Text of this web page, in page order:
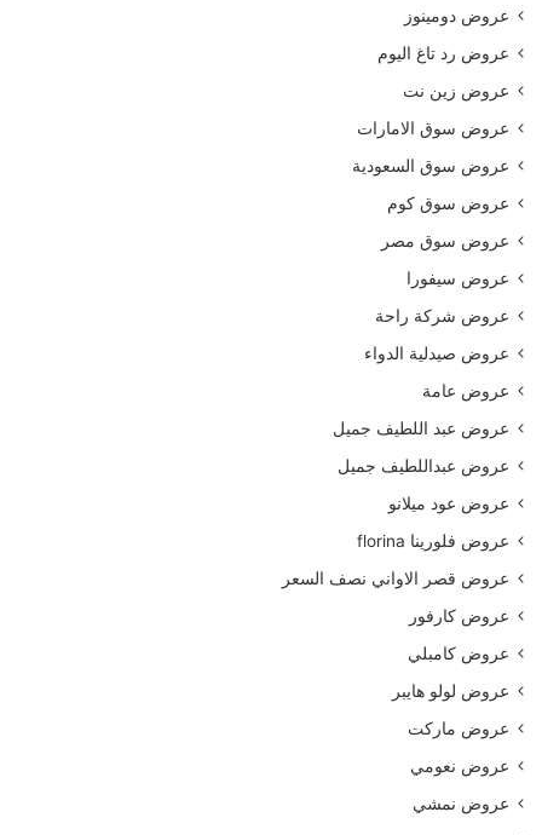
عروض دومينوز
عروض رد تاغ اليوم
عروض زين نت
عروض سوق الامارات
عروض سوق السعودية
عروض سوق كوم
عروض سوق مصر
عروض سيفورا
عروض شركة راحة
عروض صيدلية الدواء
عروض عامة
عروض عبد اللطيف جميل
عروض عبداللطيف جميل
عروض عود ميلانو
عروض فلورينا florina
عروض قصر الاواني نصف السعر
عروض كارفور
عروض كامبلي
عروض لولو هايبر
عروض ماركت
عروض نعومي
عروض نمشي